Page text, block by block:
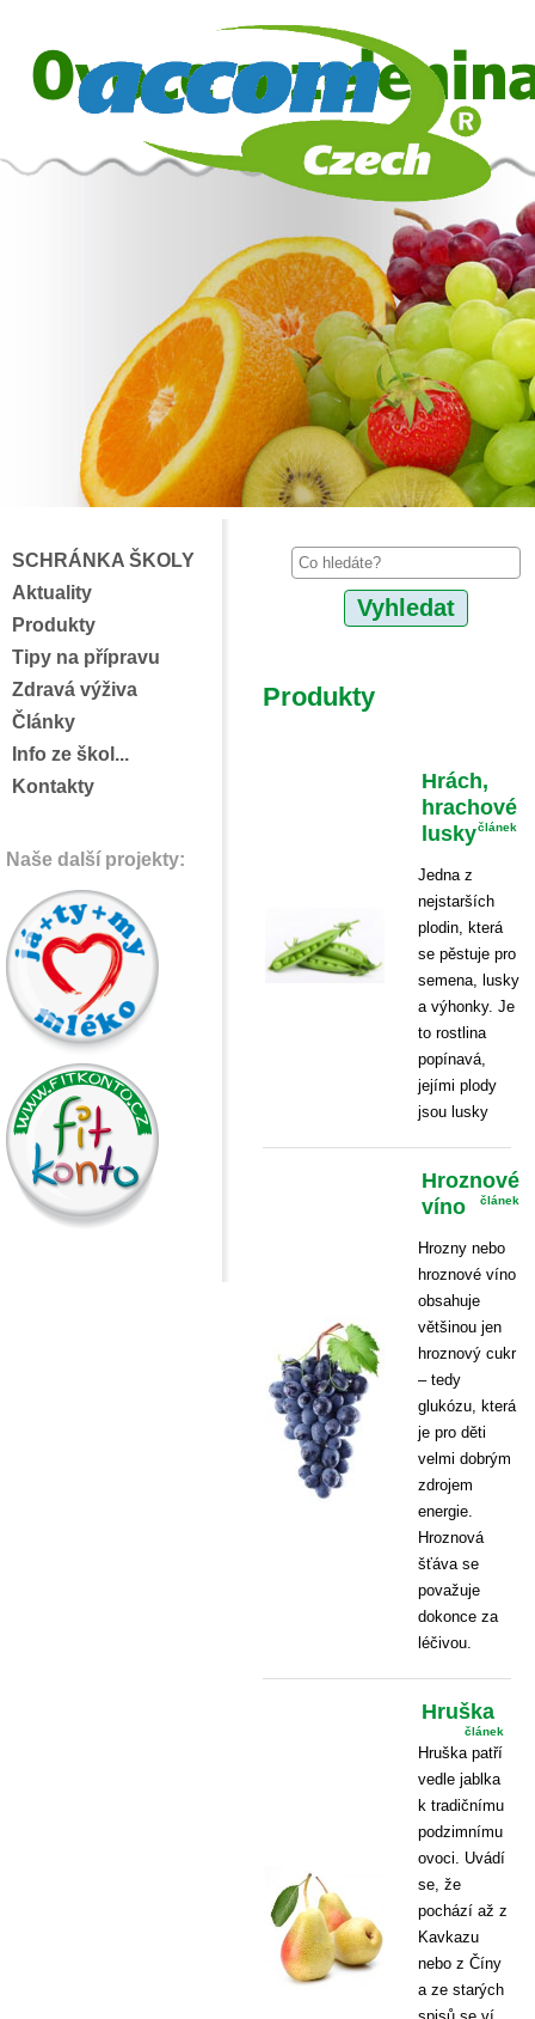
SCHRÁNKA ŠKOLY
Aktuality
Produkty
Tipy na přípravu
Zdravá výživa
Články
Info ze škol...
Kontakty
Naše další projekty:
Produkty
Hrách,
hrachové
luskyčlánek
Jedna z
nejstarších
plodin, která
se pěstuje pro
semena, lusky
a výhonky. Je
to rostlina
popínavá,
jejími plody
jsou lusky
Hroznové
víno
článek
Hrozny nebo
hroznové víno
obsahuje
většinou jen
hroznový cukr
– tedy
glukózu, která
je pro děti
velmi dobrým
zdrojem
energie.
Hroznová
šťáva se
považuje
dokonce za
léčivou.
Hruška
článek
Hruška patří
vedle jablka
k tradičnímu
podzimnímu
ovoci. Uvádí
se, že
pochází až z
Kavkazu
nebo z Číny
a ze starých